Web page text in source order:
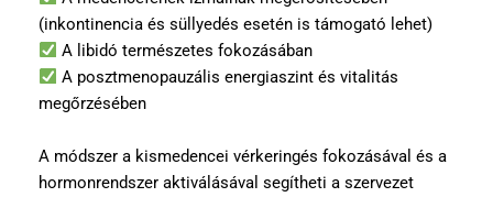
(inkontinencia és süllyedés esetén is támogató lehet)
A libidó természetes fokozásában
A posztmenopauzális energiaszint és vitalitás
megőrzésében
A módszer a kismedencei vérkeringés fokozásával és a
hormonrendszer aktiválásával segítheti a szervezet